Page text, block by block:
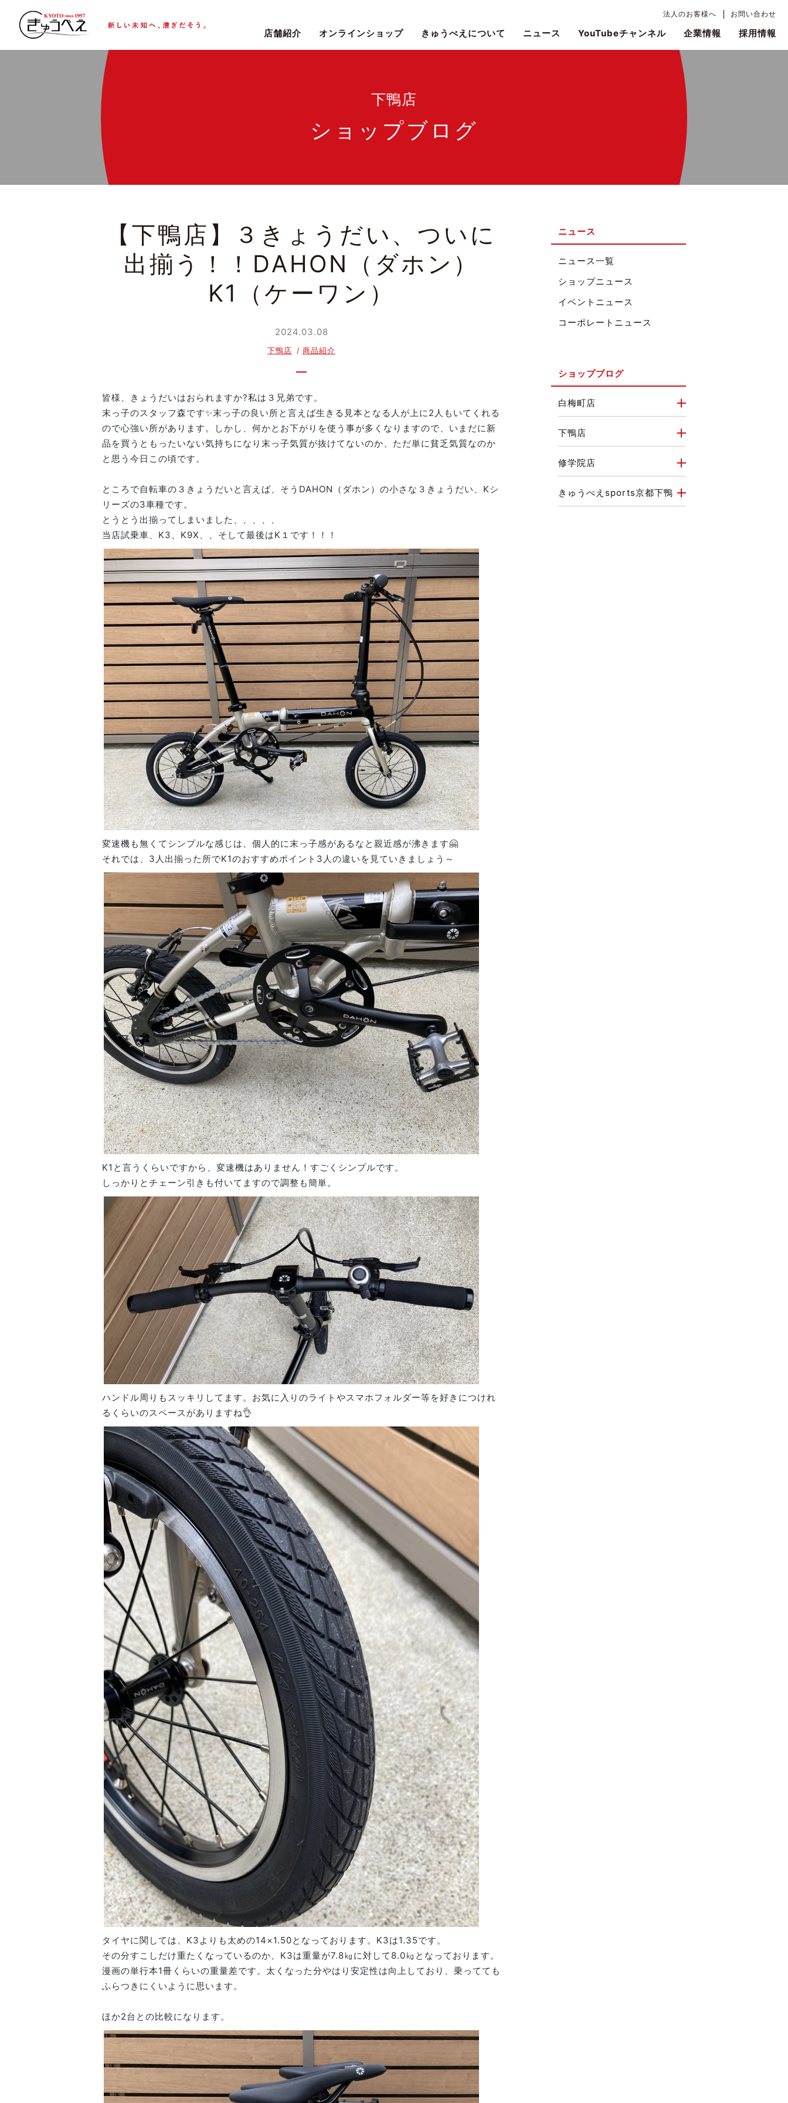
法人のお客様へ お問い合わせ
店舗紹介 オンラインショップ きゅうべえについて ニュース YouTubeチャンネル 企業情報 採用情報
下鴨店
ショップブログ
【下鴨店】３きょうだい、ついに
出揃う！！DAHON（ダホン）
K1（ケーワン）
2024.03.08
下鴨店 商品紹介
皆様、きょうだいはおられますか?私は３兄弟です。
末っ子のスタッフ森です✨末っ子の良い所と言えば生きる見本となる人が上に2人もいてくれる
ので心強い所があります。しかし、何かとお下がりを使う事が多くなりますので、いまだに新
品を買うともったいない気持ちになり末っ子気質が抜けてないのか、ただ単に貧乏気質なのか
と思う今日この頃です。
ところで自転車の３きょうだいと言えば、そうDAHON（ダホン）の小さな３きょうだい、Kシ
リーズの3車種です。
とうとう出揃ってしまいました、、、、、
当店試乗車、K3、K9X、、そして最後はK１です！！！
変速機も無くてシンプルな感じは、個人的に末っ子感があるなと親近感が沸きます🤗
それでは、3人出揃った所でK1のおすすめポイント3人の違いを見ていきましょう～
K1と言うくらいですから、変速機はありません！すごくシンプルです。
しっかりとチェーン引きも付いてますので調整も簡単。
ハンドル周りもスッキリしてます。お気に入りのライトやスマホフォルダー等を好きにつけれ
るくらいのスペースがありますね👌
タイヤに関しては、K3よりも太めの14×1.50となっております。K3は1.35です。
その分すこしだけ重たくなっているのか、K3は重量が7.8㎏に対して8.0㎏となっております。
漫画の単行本1冊くらいの重量差です。太くなった分やはり安定性は向上しており、乗ってても
ふらつきにくいように思います。
ほか2台との比較になります。
ニュース
ニュース一覧
ショップニュース
イベントニュース
コーポレートニュース
ショップブログ
白梅町店
下鴨店
修学院店
きゅうべえsports京都下鴨